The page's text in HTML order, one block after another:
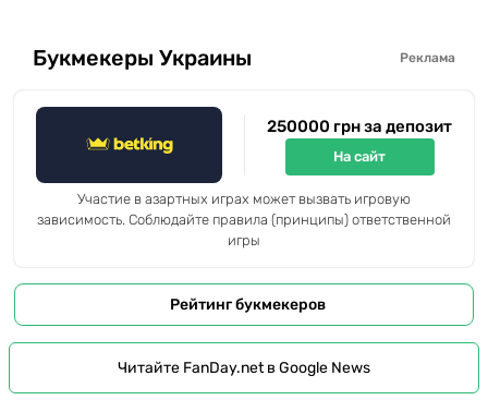
Букмекеры Украины Реклама
250000 грн за депозит
На сайт
Участие в азартных играх может вызвать игровую
зависимость. Соблюдайте правила (принципы) ответственной
игры
Рейтинг букмекеров
Читайте FanDay.net в Google News